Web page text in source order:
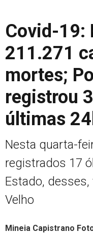
Covid-19:
211.271
mortes;
registrou
últimas
Nesta quarta-
registrados 17
Estado,
Velho
Mineia Capistrano